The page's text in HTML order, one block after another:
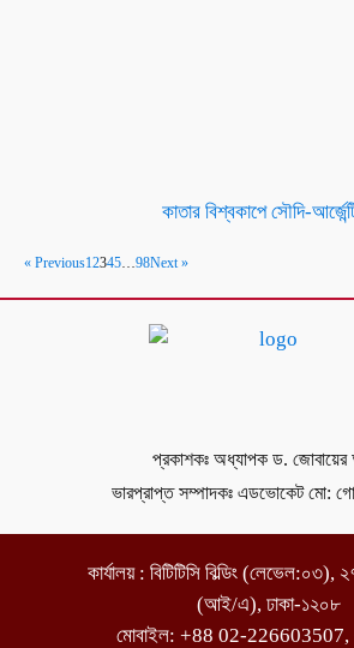
কাতার বিশ্বকাপে সৌদি-
« Previous12345…98Next »
প্রকাশকঃ অধ্যাপক ড.
ভারপ্রাপ্ত সম্পাদকঃ এডভোকেট মো:
কার্যালয় : বিটিটিসি বিল্ডিং (লেভেল:০৩),
(আই/এ), ঢাকা-১২০৮
মোবাইল: +88 02-